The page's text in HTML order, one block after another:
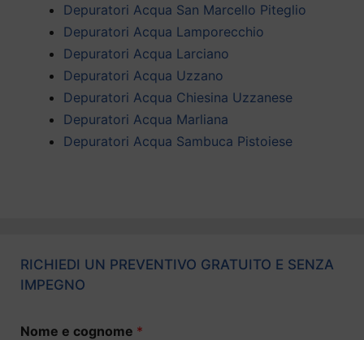
Depuratori Acqua San Marcello Piteglio
Depuratori Acqua Lamporecchio
Depuratori Acqua Larciano
Depuratori Acqua Uzzano
Depuratori Acqua Chiesina Uzzanese
Depuratori Acqua Marliana
Depuratori Acqua Sambuca Pistoiese
RICHIEDI UN PREVENTIVO GRATUITO E SENZA
IMPEGNO
Nome e cognome *